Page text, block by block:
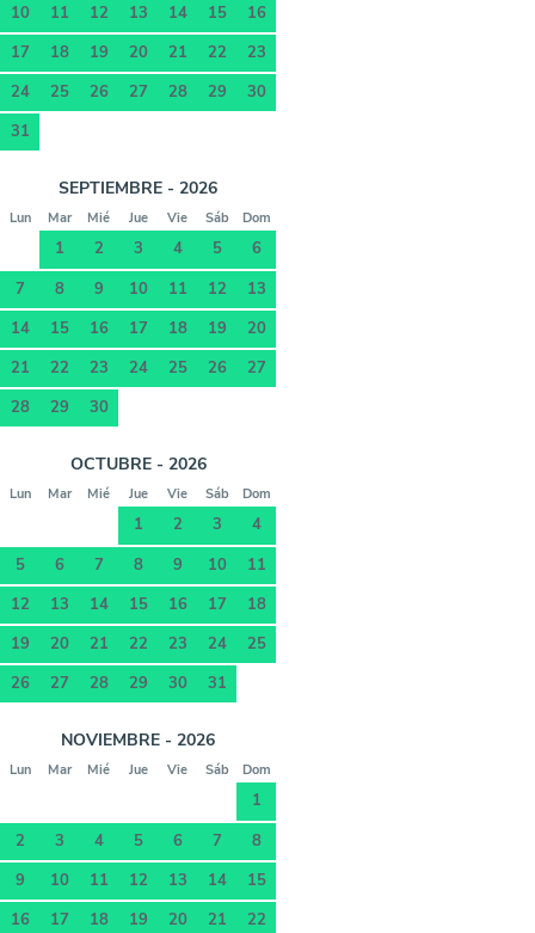
10
11 12 13 14 15
16
17
18 19 20 21 22
23
24
25 26 27 28 29
30
31
SEPTIEMBRE - 2026
Lun Mar Mié Jue Vie Sáb Dom
1 2 3 4 5
6
7
8 9 10 11 12
13
14
15 16 17 18 19
20
21
22 23 24 25 26
27
28
29 30
OCTUBRE - 2026
Lun Mar Mié Jue Vie Sáb Dom
1 2 3
4
5
6 7 8 9 10
11
12
13 14 15 16 17
18
19
20 21 22 23 24
25
26
27 28 29 30 31
NOVIEMBRE - 2026
Lun Mar Mié Jue Vie Sáb Dom
1
2
3 4 5 6 7
8
9
10 11 12 13 14
15
16
17 18 19 20 21 22